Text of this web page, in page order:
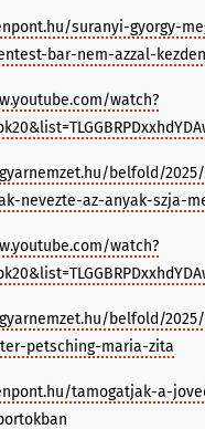
suranyi-gyorgy-
bar-nem-azzal-
watch?
belfold/
nevezte-az-anyak-szja-
watch?
belfold/
petsching-maria-zita
tamogatjak-a-